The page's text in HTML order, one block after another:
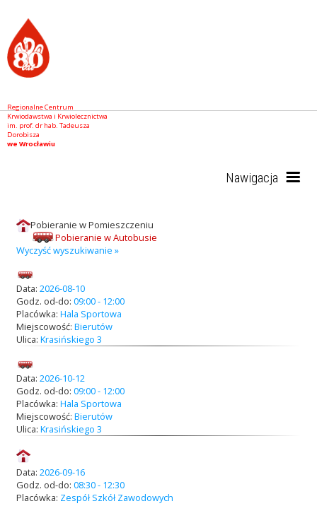
Regionalne Centrum
Krwiodawstwa i Krwiolecznictwa
im. prof. dr hab. Tadeusza
Dorobisza
we Wrocławiu
Nawigacja
Start
RCKiK
Akcje wyjazdowe
Krwiodawcy
Szpitale
Pobieranie w Pomieszczeniu
Pobieranie w Autobusie
Wyczyść wyszukiwanie »
Data: 2026-08-10
Godz. od-do: 09:00 - 12:00
Placówka: Hala Sportowa
Miejscowość: Bierutów
Ulica: Krasińskiego 3
Data: 2026-10-12
Godz. od-do: 09:00 - 12:00
Placówka: Hala Sportowa
Miejscowość: Bierutów
Ulica: Krasińskiego 3
Data: 2026-09-16
Godz. od-do: 08:30 - 12:30
Placówka: Zespół Szkół Zawodowych